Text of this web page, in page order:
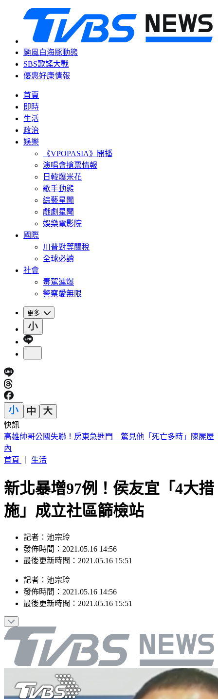
颱風白海豚動態
SBS歌謠大戰
優惠好康情報
首頁
即時
生活
政治
娛樂
《VPOPASIA》開播
演唱會搶票情報
日韓爆米花
歌手動態
綜藝星聞
戲劇星聞
娛樂電影院
國際
川普對等關稅
全球必讀
社會
毒駕連爆
警察愛無限
更多
快訊
晚起南部雨勢接力！專家曝「雨炸北台灣關鍵」 估這時起緩
和
首頁
生活
新北暴增97例！侯友宜「4大措
施」成立社區篩檢站
記者：池宗玲
發佈時間：2021.05.16 14:56
最後更新時間：2021.05.16 15:51
記者 ： 池宗玲
發佈時間： 2021.05.16 14:56
最後更新時間： 2021.05.16 15:51